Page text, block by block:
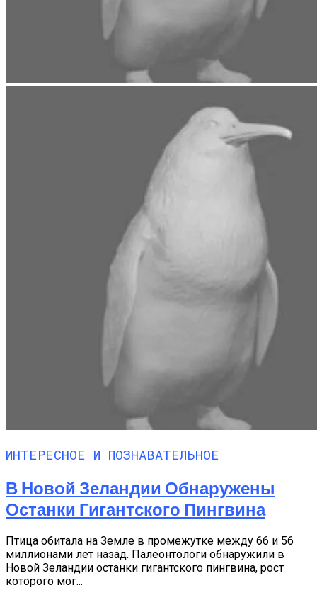
ИНТЕРЕСНОЕ И ПОЗНАВАТЕЛЬНОЕ
В Новой Зеландии Обнаружены
Останки Гигантского Пингвина
Птица обитала на Земле в промежутке между 66 и 56
миллионами лет назад. Палеонтологи обнаружили в
Новой Зеландии останки гигантского пингвина, рост
которого мог...